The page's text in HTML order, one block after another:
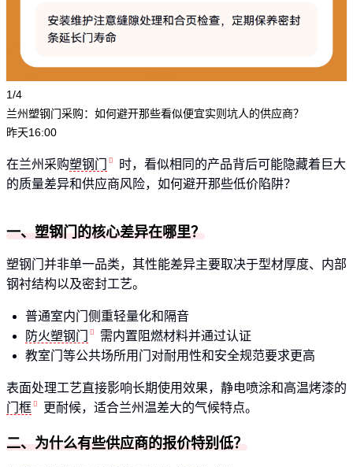
1/4
兰州塑钢门采购：如何避开那些看似便宜实则坑人的供应商？
昨天16:00
在兰州采购塑钢门
时，看似相同的产品背后可能隐藏着巨大
的质量差异和供应商风险，如何避开那些低价陷阱？
一、塑钢门的核心差异在哪里？
塑钢门并非单一品类，其性能差异主要取决于型材厚度、内部
钢衬结构以及密封工艺。
普通室内门侧重轻量化和隔音
防火塑钢门
需内置阻燃材料并通过认证
教室门等公共场所用门对耐用性和安全规范要求更高
表面处理工艺直接影响长期使用效果，静电喷涂和高温烤漆的
门框
更耐候，适合兰州温差大的气候特点。
二、为什么有些供应商的报价特别低？